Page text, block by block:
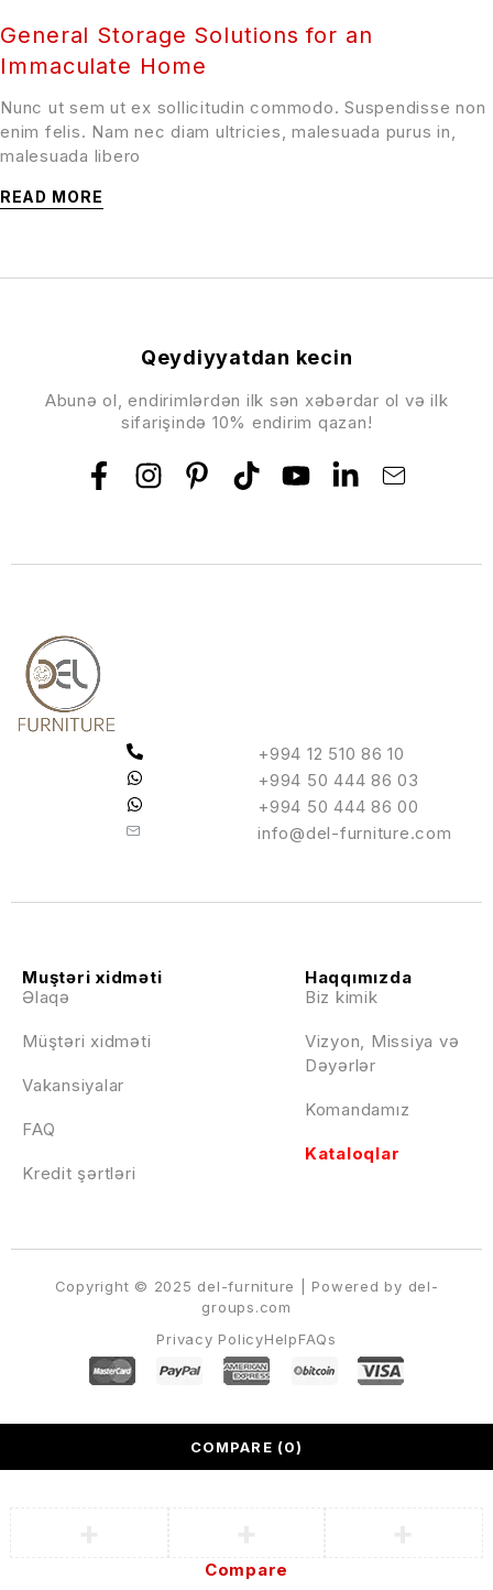
General Storage Solutions for an
Immaculate Home
Nunc ut sem ut ex sollicitudin commodo. Suspendisse non
enim felis. Nam nec diam ultricies, malesuada purus in,
malesuada libero
READ MORE
+994 12 510 86 10
+994 50 444 86 03
+994 50 444 86 00
info@del-furniture.com
Haqqımızda
Biz kimik
Vizyon, Missiya və
Dəyərlər
Komandamız
Kataloqlar
Muştəri xidməti
Əlaqə
Müştəri xidməti
Vakansiyalar
FAQ
Kredit şərtləri
Qeydiyyatdan kecin
Abunə ol, endirimlərdən ilk sən xəbərdar ol və ilk
sifarişində 10% endirim qazan!
Privacy PolicyHelpFAQs
Copyright © 2025 del-furniture | Powered by del-
groups.com
COMPARE (0)
Compare